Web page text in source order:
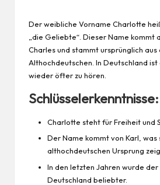
Der weibliche Vorname Charlotte
„die Geliebte“. Dieser Name kommt
Charles und stammt ursprünglich aus
Althochdeutschen. In Deutschland ist
wieder öfter zu hören.
Schlüsselerkenntnisse:
Charlotte steht für Freiheit und
Der Name kommt von Karl, was
althochdeutschen Ursprung
In den letzten Jahren wurde
Deutschland beliebter.